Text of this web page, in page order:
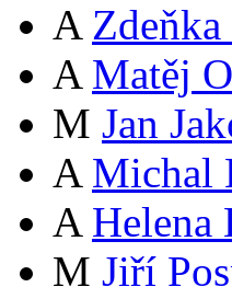
A
A Matěj
M Jan
A Michal
A Helena
M Jiří